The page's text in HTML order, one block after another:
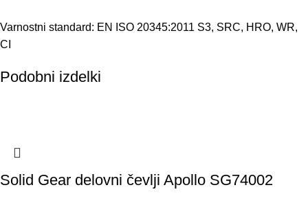
Varnostni standard: EN ISO 20345:2011 S3, SRC, HRO, WR,
CI
Podobni izdelki
Solid Gear delovni čevlji Apollo SG74002